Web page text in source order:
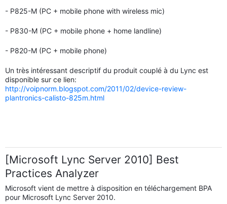
- P825-M (PC + mobile phone with wireless mic)
- P830-M (PC + mobile phone + home landline)
- P820-M (PC + mobile phone)
Un très intéressant descriptif du produit couplé à du Lync est
disponible sur ce lien:
http://voipnorm.blogspot.com/2011/02/device-review-
plantronics-calisto-825m.html
[Microsoft Lync Server 2010] Best
Practices Analyzer
Microsoft vient de mettre à disposition en téléchargement BPA
pour Microsoft Lync Server 2010.